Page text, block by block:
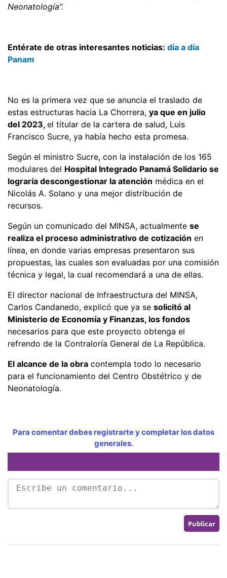
Neonatología”.
Entérate de otras interesantes noticias: día a día
Panam
No es la primera vez que se anuncia el traslado de
estas estructuras hacia La Chorrera, ya que en julio
del 2023, el titular de la cartera de salud, Luis
Francisco Sucre, ya había hecho esta promesa.
Según el ministro Sucre, con la instalación de los 165
modulares del Hospital Integrado Panamá Solidario se
lograría descongestionar la atención médica en el
Nicolás A. Solano y una mejor distribución de
recursos.
Según un comunicado del MINSA, actualmente se
realiza el proceso administrativo de cotización en
línea, en donde varias empresas presentaron sus
propuestas, las cuales son evaluadas por una comisión
técnica y legal, la cual recomendará a una de ellas.
El director nacional de Infraestructura del MINSA,
Carlos Candanedo, explicó que ya se solicitó al
Ministerio de Economía y Finanzas, los fondos
necesarios para que este proyecto obtenga el
refrendo de la Contraloría General de La República.
El alcance de la obra contempla todo lo necesario
para el funcionamiento del Centro Obstétrico y de
Neonatología.
Para comentar debes registrarte y completar los datos
generales.